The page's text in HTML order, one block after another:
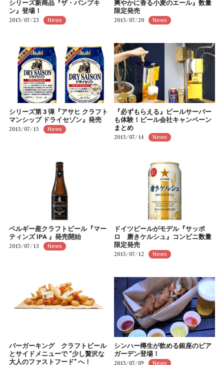
シリーズ新商品『ザ・パンプキ
ン』登場！
2015/07/23 News
爽やかに香る小麦のエール』数量
限定発売
2015/07/20 News
シリーズ第 3 弾『アサヒ クラフト
マンシップ ドライセゾン』発売
2015/07/15 News
『必ずもらえる』ビールサーバー
も体験！ビール会社キャンペーン
まとめ
2015/07/14 News
ベルギー産クラフトビール『マー
ティンズ IPA 』発売開始
2015/07/13 News
ドイツビールがモデル『サッポ
ロ 磨きケルシュ』コンビニ数量
限定発売
2015/07/12 News
バーガーキング クラフトビール
とサイドメニューで “少し贅沢な
大人のファストフード” へ！
シンハー樽生が飲める銀座のビア
ガーデン登場！
2015/07/09 News